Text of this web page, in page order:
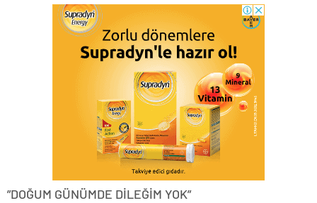
”DOĞUM GÜNÜMDE DİLEĞİM YOK”